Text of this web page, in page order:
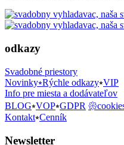
odkazy
Svadobné priestory
Novinky⭒Rýchle odkazy⭒VIP
Info pre miesta a dodávateľov
BLOG⭒VOP⭒GDPR
Kontakt⭒Cenník
Newsletter